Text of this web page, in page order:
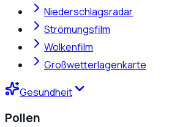
Niederschlagsradar
Strömungsfilm
Wolkenfilm
Großwetterlagenkarte
Gesundheit
Pollen